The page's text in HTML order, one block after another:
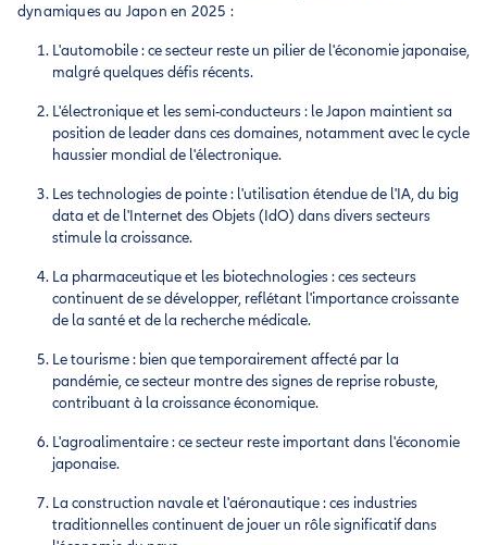
dynamiques au Japon en 2025 :
L'automobile : ce secteur reste un pilier de l'économie japonaise,
malgré quelques défis récents.
L'électronique et les semi-conducteurs : le Japon maintient sa
position de leader dans ces domaines, notamment avec le cycle
haussier mondial de l'électronique.
Les technologies de pointe : l'utilisation étendue de l'IA, du big
data et de l'Internet des Objets (IdO) dans divers secteurs
stimule la croissance.
La pharmaceutique et les biotechnologies : ces secteurs
continuent de se développer, reflétant l'importance croissante
de la santé et de la recherche médicale.
Le tourisme : bien que temporairement affecté par la
pandémie, ce secteur montre des signes de reprise robuste,
contribuant à la croissance économique.
L'agroalimentaire : ce secteur reste important dans l'économie
japonaise.
La construction navale et l'aéronautique : ces industries
traditionnelles continuent de jouer un rôle significatif dans